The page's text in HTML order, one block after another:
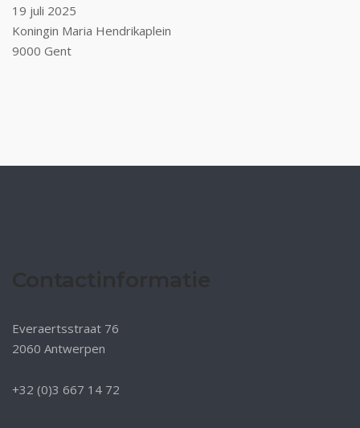
19 juli 2025
Koningin Maria Hendrikaplein
9000 Gent
Everaertsstraat 76
2060 Antwerpen
+32 (0)3 667 14 72